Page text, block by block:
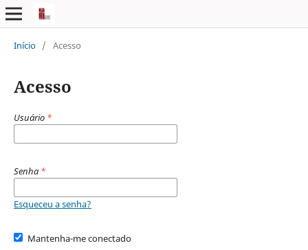
Início / Acesso
Acesso
Usuário *
Senha *
Esqueceu a senha?
Mantenha-me conectado